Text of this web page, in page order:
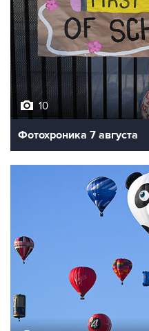
10
Фотохроника 7 августа